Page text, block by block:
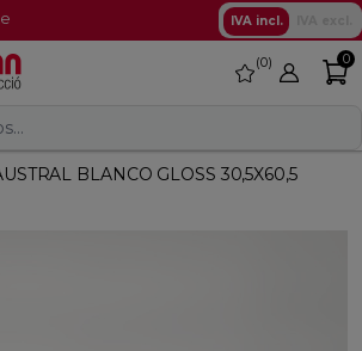
IVA incl.
favorite
0 0
BLANCO GLOSS 30,5X60,5